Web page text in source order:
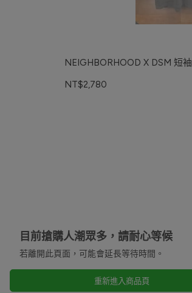
NEIGHBORHOOD X DSM 短袖
NT$2,780
目前搶購人潮眾多，請耐心等候
若離開此頁面，可能會延長等待時間。
重新進入商品頁